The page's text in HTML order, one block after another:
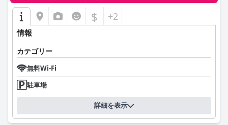
$ +2
情報
カテゴリー
無料Wi-Fi
駐車場
詳細を表示